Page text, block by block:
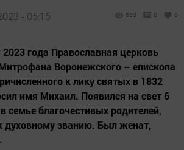
- 05:15 660 0 0
2023 года Православная церковь
Воронежского – епископа
к лику святых в 1832
имя Михаил. Появился на свет 6
семье благочестивых родителей,
званию. Был женат,